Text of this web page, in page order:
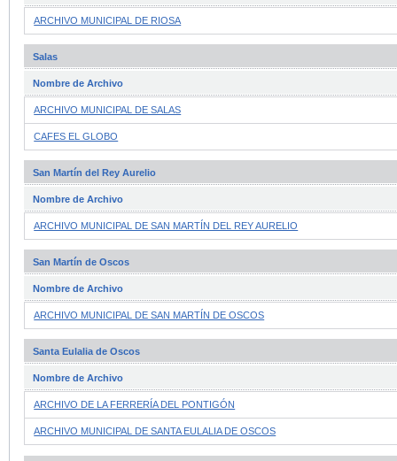
ARCHIVO MUNICIPAL DE RIOSA
Salas
Nombre de Archivo
ARCHIVO MUNICIPAL DE SALAS
CAFES EL GLOBO
San Martín del Rey Aurelio
Nombre de Archivo
ARCHIVO MUNICIPAL DE SAN MARTÍN DEL REY AURELIO
San Martín de Oscos
Nombre de Archivo
ARCHIVO MUNICIPAL DE SAN MARTÍN DE OSCOS
Santa Eulalia de Oscos
Nombre de Archivo
ARCHIVO DE LA FERRERÍA DEL PONTIGÓN
ARCHIVO MUNICIPAL DE SANTA EULALIA DE OSCOS